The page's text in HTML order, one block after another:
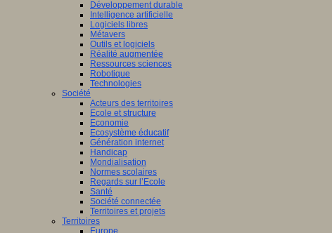
Développement durable
Intelligence artificielle
Logiciels libres
Métavers
Outils et logiciels
Réalité augmentée
Ressources sciences
Robotique
Technologies
Société
Acteurs des territoires
Ecole et structure
Economie
Ecosystème éducatif
Génération internet
Handicap
Mondialisation
Normes scolaires
Regards sur l’Ecole
Santé
Société connectée
Territoires et projets
Territoires
Europe